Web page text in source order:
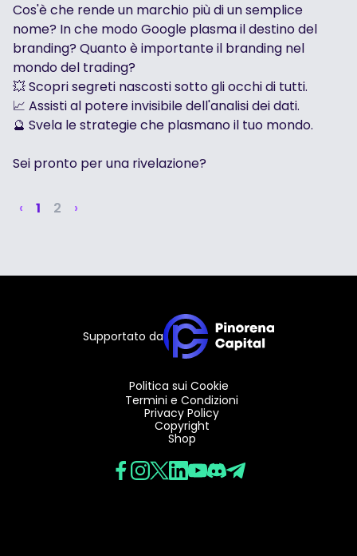
Cos'è che rende un marchio più di un semplice
nome? In che modo Google plasma il destino del
branding? Quanto è importante il branding nel
mondo del trading?
💥 Scopri segreti nascosti sotto gli occhi di tutti.
📈 Assisti al potere invisibile dell'analisi dei dati.
🔮 Svela le strategie che plasmano il tuo mondo.
Sei pronto per una rivelazione?
‹ 1 2 ›
Supportato da
Politica sui Cookie
Termini e Condizioni
Privacy Policy
Copyright
Shop